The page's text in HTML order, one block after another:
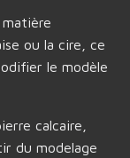
matière
ou la cire, ce
le modèle
calcaire,
du modelage